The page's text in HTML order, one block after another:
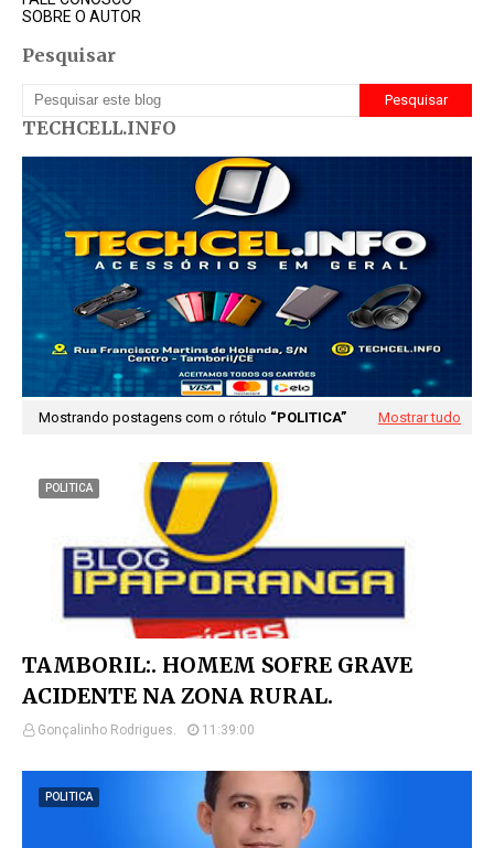
SOBRE O AUTOR
Pesquisar
TECHCELL.INFO
Mostrando postagens com o rótulo POLITICA Mostrar tudo
POLITICA
TAMBORIL:. HOMEM SOFRE GRAVE
ACIDENTE NA ZONA RURAL.
Gonçalinho Rodrigues. 11:39:00
POLITICA